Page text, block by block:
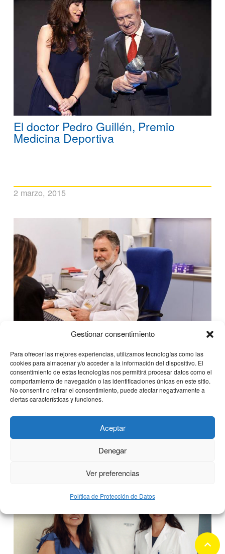
Gestionar consentimiento
Para ofrecer las mejores experiencias, utilizamos tecnologías como las
cookies para almacenar y/o acceder a la información del dispositivo. El
consentimiento de estas tecnologías nos permitirá procesar datos como el
comportamiento de navegación o las identificaciones únicas en este sitio.
No consentir o retirar el consentimiento, puede afectar negativamente a
ciertas características y funciones.
Aceptar
Denegar
Ver preferencias
Política de Protección de Datos
El doctor Pedro Guillén, Premio
Medicina Deportiva
2 marzo, 2015
Clínica CEMTRO afianza su liderazgo
en Traumatología certificando la
Calidad de sus Unidades
especializadas
keyboard_arrow_up